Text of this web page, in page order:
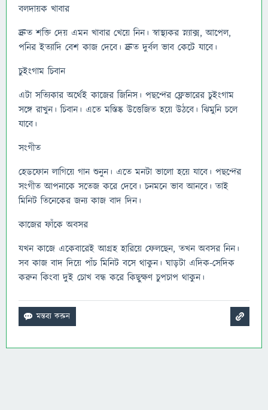
বলদায়ক খাবার
দ্রুত শক্তি দেয় এমন খাবার খেয়ে নিন। স্বাস্থ্যকর স্ন্যাক্স, আপেল,
পনির ইত্যাদি বেশ কাজ দেবে। দ্রুত দুর্বল ভাব কেটে যাবে।
চুইংগাম চিবান
এটা সত্যিকার অর্থেই কাজের জিনিস। পছন্দের ফ্লেভারের চুইংগাম
সঙ্গে রাখুন। চিবান। এতে মস্তিষ্ক উত্তেজিত হয়ে উঠবে। ঝিমুনি চলে
যাবে।
সংগীত
হেডফোন লাগিয়ে গান শুনুন। এতে মনটা ভালো হয়ে যাবে। পছন্দের
সংগীত আপনাকে সতেজ করে দেবে। চনমনে ভাব আনবে। তাই
মিনিট তিনেকের জন্য কাজ বাদ দিন।
কাজের ফাঁকে অবসর
যখন কাজে একেবারেই আগ্রহ হারিয়ে ফেলছেন, তখন অবসর নিন।
সব কাজ বাদ দিয়ে পাঁচ মিনিট বসে থাকুন। ঘাড়টা এদিক-সেদিক
করুন কিংবা দুই চোখ বন্ধ করে কিছুক্ষণ চুপচাপ থাকুন।